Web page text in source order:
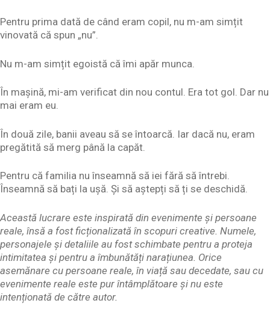
Pentru prima dată de când eram copil, nu m-am simțit
vinovată că spun „nu”.
Nu m-am simțit egoistă că îmi apăr munca.
În mașină, mi-am verificat din nou contul. Era tot gol. Dar nu
mai eram eu.
În două zile, banii aveau să se întoarcă. Iar dacă nu, eram
pregătită să merg până la capăt.
Pentru că familia nu înseamnă să iei fără să întrebi.
Înseamnă să bați la ușă. Și să aștepți să ți se deschidă.
Această lucrare este inspirată din evenimente și persoane
reale, însă a fost ficționalizată în scopuri creative. Numele,
personajele și detaliile au fost schimbate pentru a proteja
intimitatea și pentru a îmbunătăți narațiunea. Orice
asemănare cu persoane reale, în viață sau decedate, sau cu
evenimente reale este pur întâmplătoare și nu este
intenționată de către autor.